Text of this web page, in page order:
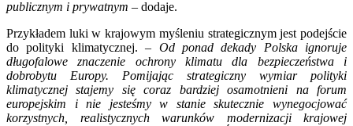
publicznym i prywatnym – dodaje.
Przykładem luki w krajowym myśleniu strategicznym jest podejście
do polityki klimatycznej. – Od ponad dekady Polska ignoruje
długofalowe znaczenie ochrony klimatu dla bezpieczeństwa i
dobrobytu Europy. Pomijając strategiczny wymiar polityki
klimatycznej stajemy się coraz bardziej osamotnieni na forum
europejskim i nie jesteśmy w stanie skutecznie wynegocjować
korzystnych, realistycznych warunków modernizacji krajowej